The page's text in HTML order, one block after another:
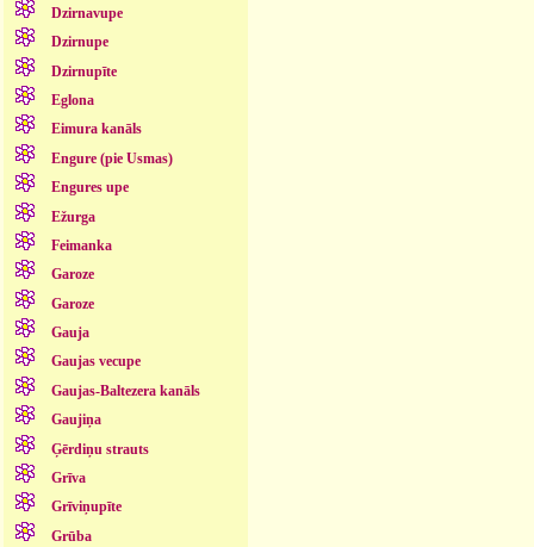
Dzirnavupe
Dzirnupe
Dzirnupīte
Eglona
Eimura kanāls
Engure (pie Usmas)
Engures upe
Ežurga
Feimanka
Garoze
Garoze
Gauja
Gaujas vecupe
Gaujas-Baltezera kanāls
Gaujiņa
Ģērdiņu strauts
Grīva
Grīviņupīte
Grūba